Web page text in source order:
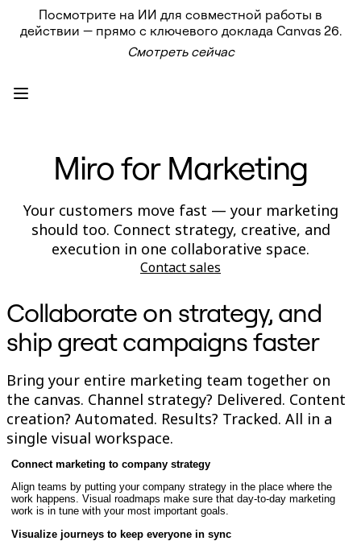
Продукт
Избранное
Intelligent Canvas™
Коннекторы
Сервер MCP
Изучите руководства по ИИ
Планы проектов
Интеграции
Безопасность
Enterprise Guard
Платформа разработки
Доска
Канбан
Временные шкалы
TalkTrack
Таблицы
Docs
Слайды
Кейсы
Избранное
Изучите руководства по ИИ
Обзор Miroverse
Общее
Диаграммы
Workshops
Мозговой штурм
Посмотрите на ИИ для совместной работы в
действии — прямо с ключевого доклада Canvas 26.
Смотреть сейчас
Miro for Marketing
Your customers move fast — your marketing
should too. Connect strategy, creative, and
execution in one collaborative space.
Contact sales
Collaborate on strategy, and
ship great campaigns faster
Bring your entire marketing team together on
the canvas. Channel strategy? Delivered. Content
creation? Automated. Results? Tracked. All in a
single visual workspace.
Connect marketing to company strategy
Align teams by putting your company strategy in the place where the
work happens. Visual roadmaps make sure that day-to-day marketing
work is in tune with your most important goals.
Visualize journeys to keep everyone in sync